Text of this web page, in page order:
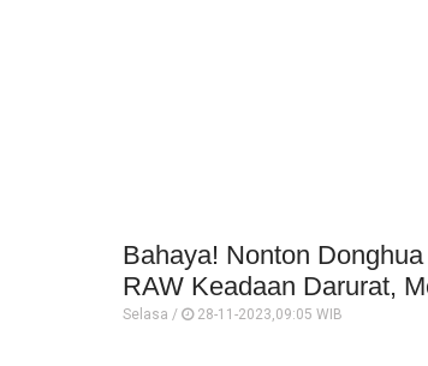
Bahaya! Nonton
RAW Keadaan Darurat,
Selasa / 28-11-2023,09:05 WIB